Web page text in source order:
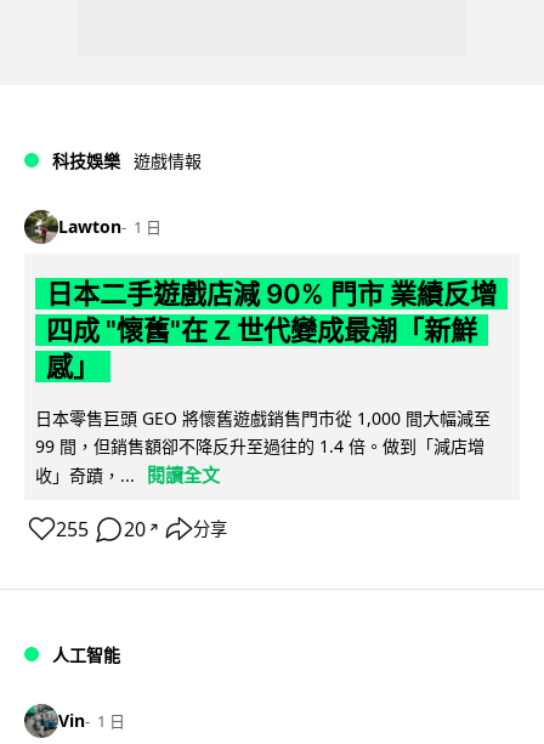
科技娛樂 遊戲情報
Lawton 1 日
日本二手遊戲店減 90% 門市 業績反增
四成 "懷舊"在 Z 世代變成最潮「新鮮
感」
日本零售巨頭 GEO 將懷舊遊戲銷售門市從 1,000 間大幅減至
99 間，但銷售額卻不降反升至過往的 1.4 倍。做到「減店增
收」奇蹟，...
閱讀全文
255 20 ↗ 分享
人工智能
Vin 1 日